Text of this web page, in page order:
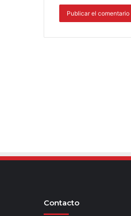
Contacto